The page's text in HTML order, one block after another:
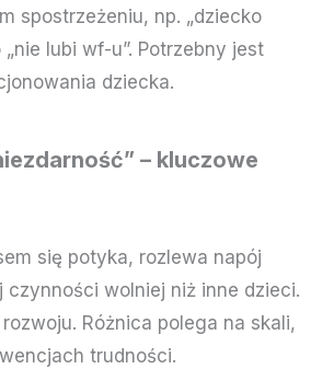
spostrzeżeniu, np. „dziecko
lubi wf-u”. Potrzebny jest
dziecka.
– kluczowe
się potyka, rozlewa napój
czynności wolniej niż inne dzieci.
Różnica polega na skali,
trudności.